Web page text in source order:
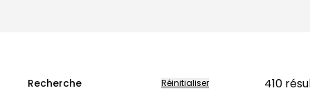
Recherche Réinitialiser 410Très